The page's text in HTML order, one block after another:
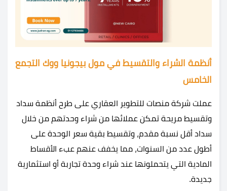
أنظمة الشراء والتقسيط في مول بيجونيا ووك التجمع
الخامس
عملت شركة منصات للتطوير العقاري على طرح أنظمة سداد
وتقسيط مريحة تمكن عملائها من شراء وحدتهم من خلال
سداد أقل نسبة مقدم، وتقسيط بقية سعر الوحدة على
أطول عدد من السنوات، مما يخفف عنهم عبء الأقساط
المادية التي يتحملونها عند شراء وحدة تجاربة أو استثمارية
جديدة.